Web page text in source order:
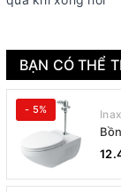
BẠN CÓ THỂ
- 5% Inax